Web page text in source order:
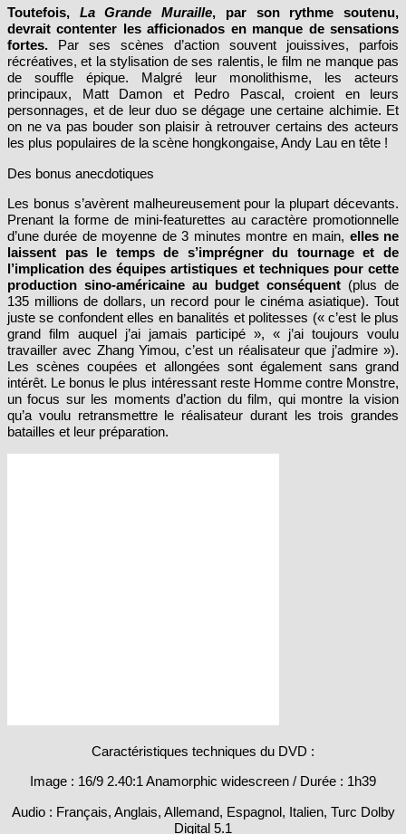
Toutefois, La Grande Muraille , par son rythme soutenu,
devrait contenter les afficionados en manque de sensations
fortes.
Par ses scènes d’action souvent jouissives, parfois
récréatives, et la stylisation de ses ralentis, le film ne manque pas
de souffle épique. Malgré leur monolithisme, les acteurs
principaux, Matt Damon et Pedro Pascal, croient en leurs
personnages, et de leur duo se dégage une certaine alchimie. Et
on ne va pas bouder son plaisir à retrouver certains des acteurs
les plus populaires de la scène hongkongaise, Andy Lau en tête !
Des bonus anecdotiques
Les bonus s’avèrent malheureusement pour la plupart décevants.
Prenant la forme de mini-featurettes au caractère promotionnelle
d’une durée de moyenne de 3 minutes montre en main, elles ne
laissent pas le temps de s’imprégner du tournage et de
l’implication des équipes artistiques et techniques pour cette
production sino-américaine au budget conséquent (plus de
135 millions de dollars, un record pour le cinéma asiatique). Tout
juste se confondent elles en banalités et politesses (« c’est le plus
grand film auquel j’ai jamais participé », « j’ai toujours voulu
travailler avec Zhang Yimou, c’est un réalisateur que j’admire »).
Les scènes coupées et allongées sont également sans grand
intérêt. Le bonus le plus intéressant reste Homme contre Monstre,
un focus sur les moments d’action du film, qui montre la vision
qu’a voulu retransmettre le réalisateur durant les trois grandes
batailles et leur préparation.
Caractéristiques techniques du DVD :
Image : 16/9 2.40:1 Anamorphic widescreen / Durée : 1h39
Audio : Français, Anglais, Allemand, Espagnol, Italien, Turc Dolby
Digital 5.1